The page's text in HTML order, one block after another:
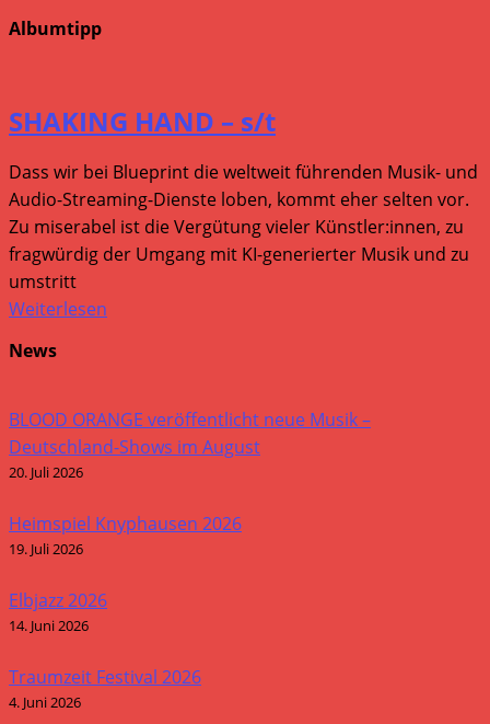
Albumtipp
SHAKING HAND – s/t
Dass wir bei Blueprint die weltweit führenden Musik- und
Audio-Streaming-Dienste loben, kommt eher selten vor.
Zu miserabel ist die Vergütung vieler Künstler:innen, zu
fragwürdig der Umgang mit KI-generierter Musik und zu
umstritt
Weiterlesen
News
BLOOD ORANGE veröffentlicht neue Musik –
Deutschland-Shows im August
20. Juli 2026
Heimspiel Knyphausen 2026
19. Juli 2026
Elbjazz 2026
14. Juni 2026
Traumzeit Festival 2026
4. Juni 2026